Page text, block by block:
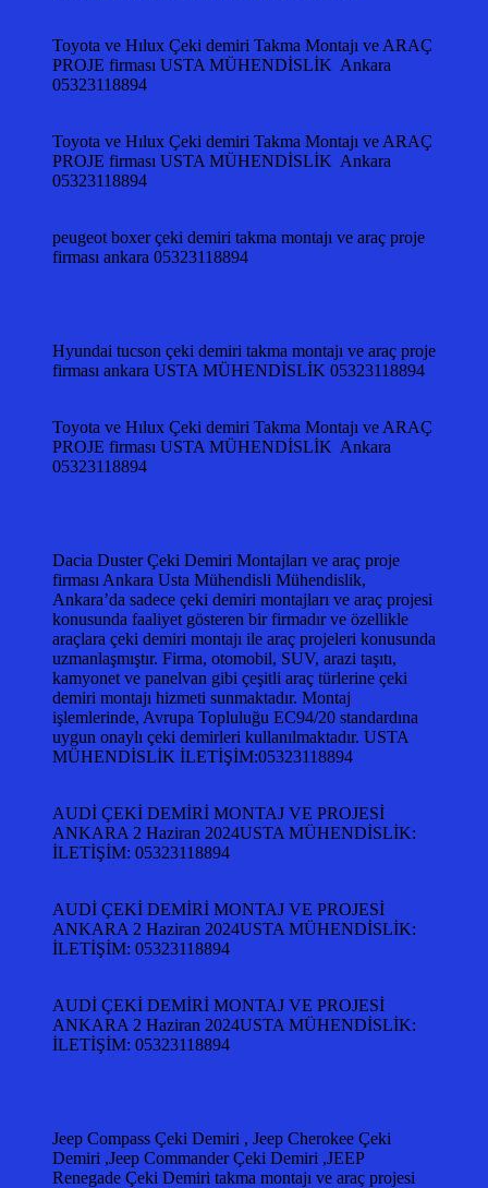
Toyota ve Hılux Çeki demiri Takma Montajı ve ARAÇ
PROJE firması USTA MÜHENDİSLİK Ankara
05323118894
Toyota ve Hılux Çeki demiri Takma Montajı ve ARAÇ
PROJE firması USTA MÜHENDİSLİK Ankara
05323118894
peugeot boxer çeki demiri takma montajı ve araç proje
firması ankara 05323118894
Hyundai tucson çeki demiri takma montajı ve araç proje
firması ankara USTA MÜHENDİSLİK 05323118894
Toyota ve Hılux Çeki demiri Takma Montajı ve ARAÇ
PROJE firması USTA MÜHENDİSLİK Ankara
05323118894
Dacia Duster Çeki Demiri Montajları ve araç proje
firması Ankara Usta Mühendisli Mühendislik,
Ankara’da sadece çeki demiri montajları ve araç projesi
konusunda faaliyet gösteren bir firmadır ve özellikle
araçlara çeki demiri montajı ile araç projeleri konusunda
uzmanlaşmıştır. Firma, otomobil, SUV, arazi taşıtı,
kamyonet ve panelvan gibi çeşitli araç türlerine çeki
demiri montajı hizmeti sunmaktadır. Montaj
işlemlerinde, Avrupa Topluluğu EC94/20 standardına
uygun onaylı çeki demirleri kullanılmaktadır. USTA
MÜHENDİSLİK İLETİŞİM:05323118894
AUDİ ÇEKİ DEMİRİ MONTAJ VE PROJESİ
ANKARA 2 Haziran 2024USTA MÜHENDİSLİK:
İLETİŞİM: 05323118894
AUDİ ÇEKİ DEMİRİ MONTAJ VE PROJESİ
ANKARA 2 Haziran 2024USTA MÜHENDİSLİK:
İLETİŞİM: 05323118894
AUDİ ÇEKİ DEMİRİ MONTAJ VE PROJESİ
ANKARA 2 Haziran 2024USTA MÜHENDİSLİK:
İLETİŞİM: 05323118894
Jeep Compass Çeki Demiri , Jeep Cherokee Çeki
Demiri ,Jeep Commander Çeki Demiri ,JEEP
Renegade Çeki Demiri takma montajı ve araç projesi